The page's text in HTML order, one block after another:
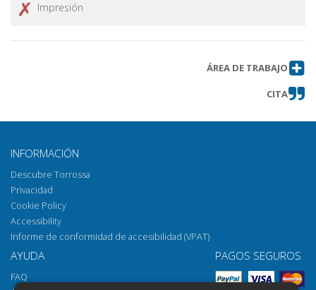
Impresión
ÁREA DE TRABAJO
CITA
INFORMACIÓN
Descubre Torrossa
Privacidad
Cookie Policy
Accessibility
Informe de conformidad de accesibilidad (VPAT)
AYUDA
FAQ
PAGOS SEGUROS